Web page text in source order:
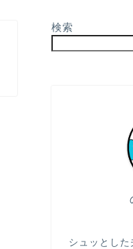
検索
シュッとし